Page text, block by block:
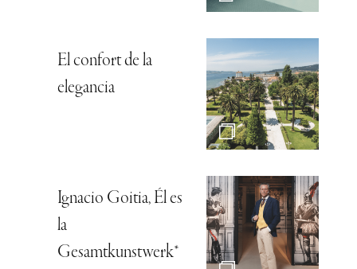
El confort de la
elegancia
Ignacio Goitia, Él es
la
Gesamtkunstwerk*